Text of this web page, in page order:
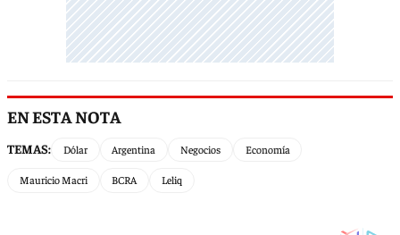
EN ESTA NOTA
TEMAS: Dólar Argentina Negocios Economía
Mauricio Macri BCRA Leliq